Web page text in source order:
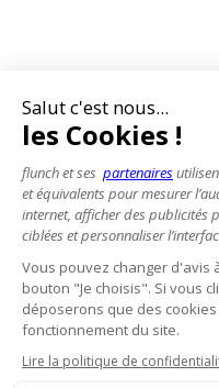
Salut c'est nous...
les Cookies !
flunch et ses partenaires
et équivalents pour mesurer
internet, afficher des publicités
ciblées et personnaliser
Vous pouvez changer d'avis
bouton "Je choisis". Si vous
déposerons que des
fonctionnement du site.
Lire la politique de